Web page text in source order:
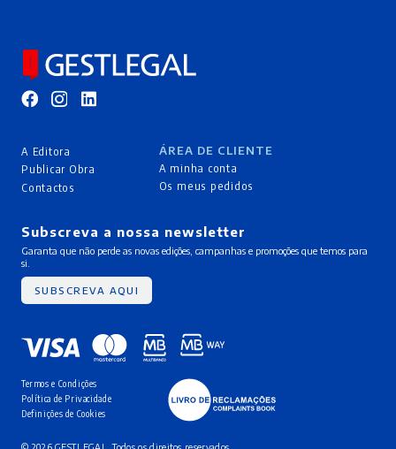
A Editora
Publicar Obra
Contactos
ÁREA DE CLIENTE
A minha conta
Os meus pedidos
Subscreva a nossa newsletter
Garanta que não perde as novas edições, campanhas e promoções que temos para
si.
SUBSCREVA AQUI
Termos e Condições
Política de Privacidade
Definições de Cookies
© 2026 GESTLEGAL. Todos os direitos reservados.